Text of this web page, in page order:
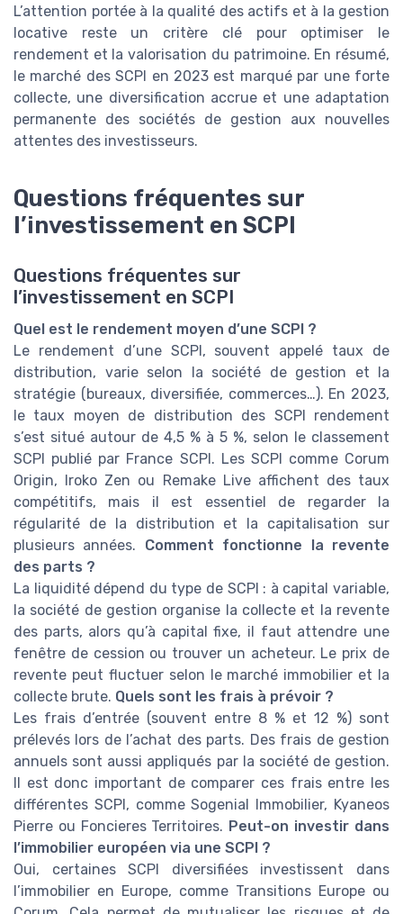
L’attention portée à la qualité des actifs et à la gestion
locative reste un critère clé pour optimiser le
rendement et la valorisation du patrimoine. En résumé,
le marché des SCPI en 2023 est marqué par une forte
collecte, une diversification accrue et une adaptation
permanente des sociétés de gestion aux nouvelles
attentes des investisseurs.
Questions fréquentes sur
l’investissement en SCPI
Questions fréquentes sur
l’investissement en SCPI
Quel est le rendement moyen d’une SCPI ?
Le rendement d’une SCPI, souvent appelé taux de
distribution, varie selon la société de gestion et la
stratégie (bureaux, diversifiée, commerces…). En 2023,
le taux moyen de distribution des SCPI rendement
s’est situé autour de 4,5 % à 5 %, selon le classement
SCPI publié par France SCPI. Les SCPI comme Corum
Origin, Iroko Zen ou Remake Live affichent des taux
compétitifs, mais il est essentiel de regarder la
régularité de la distribution et la capitalisation sur
plusieurs années. Comment fonctionne la revente
des parts ?
La liquidité dépend du type de SCPI : à capital variable,
la société de gestion organise la collecte et la revente
des parts, alors qu’à capital fixe, il faut attendre une
fenêtre de cession ou trouver un acheteur. Le prix de
revente peut fluctuer selon le marché immobilier et la
collecte brute. Quels sont les frais à prévoir ?
Les frais d’entrée (souvent entre 8 % et 12 %) sont
prélevés lors de l’achat des parts. Des frais de gestion
annuels sont aussi appliqués par la société de gestion.
Il est donc important de comparer ces frais entre les
différentes SCPI, comme Sogenial Immobilier, Kyaneos
Pierre ou Foncieres Territoires. Peut-on investir dans
l’immobilier européen via une SCPI ?
Oui, certaines SCPI diversifiées investissent dans
l’immobilier en Europe, comme Transitions Europe ou